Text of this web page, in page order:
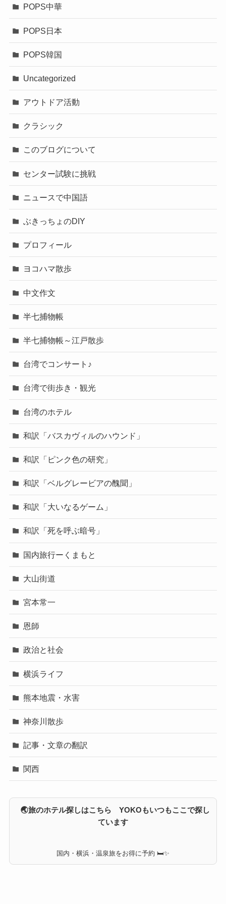
POPS中華
POPS日本
POPS韓国
Uncategorized
アウトドア活動
クラシック
このブログについて
センター試験に挑戦
ニュースで中国語
ぶきっちょのDIY
プロフィール
ヨコハマ散歩
中文作文
半七捕物帳
半七捕物帳～江戸散歩
台湾でコンサート♪
台湾で街歩き・観光
台湾のホテル
和訳「バスカヴィルのハウンド」
和訳「ピンク色の研究」
和訳「ベルグレービアの醜聞」
和訳「大いなるゲーム」
和訳「死を呼ぶ暗号」
国内旅行ーくまもと
大山街道
宮本常一
恩師
政治と社会
横浜ライフ
熊本地震・水害
神奈川散歩
記事・文章の翻訳
関西
🌏旅のホテル探しはこちら YOKOもいつもここで探し
ています
国内・横浜・温泉旅をお得に予約 🛏✨